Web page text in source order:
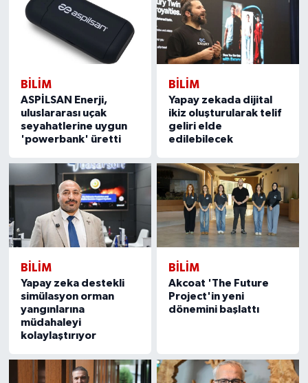
BILIM
ASPİLSAN Enerji,
uluslararası uçak
seyahatlerine uygun
'powerbank' üretti
BILIM
Yapay zekada dijital
ikiz oluşturularak telif
geliri elde
edilebilecek
BILIM
Yapay zeka destekli
simülasyon orman
yangınlarına
müdahaleyi
kolaylaştırıyor
BILIM
Akcoat 'The Future
Project'in yeni
dönemini başlattı